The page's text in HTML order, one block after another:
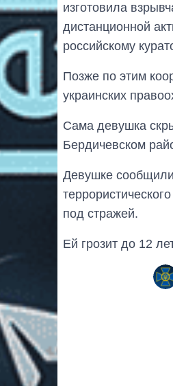
изготовила
дистанционной
российскому
Позже по этим
украинских
Сама девушка
Бердичевском
Девушке
под стражей.
Ей грозит до 12